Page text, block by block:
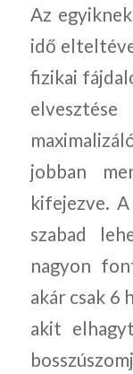
Az
idő
fizikai
jobban
kifejezve.
szabad
nagyon
akár csak 6
akit